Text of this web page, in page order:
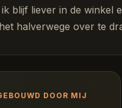
blijf liever in de winkel
halverwege over te
DOOR MIJ